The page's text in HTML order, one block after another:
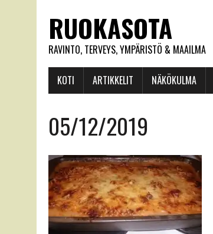
RUOKASOTA
RAVINTO, TERVEYS, YMPÄRISTÖ & MAAILMA
KOTI ARTIKKELIT NÄKÖKULMA
05/12/2019